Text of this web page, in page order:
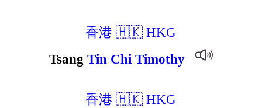
香港 🇭🇰 HKG
Tsang Tin Chi Timothy
香港 🇭🇰 HKG